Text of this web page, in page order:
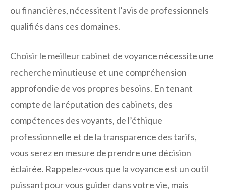
ou financières, nécessitent l’avis de professionnels
qualifiés dans ces domaines.
Choisir le meilleur cabinet de voyance nécessite une
recherche minutieuse et une compréhension
approfondie de vos propres besoins. En tenant
compte de la réputation des cabinets, des
compétences des voyants, de l’éthique
professionnelle et de la transparence des tarifs,
vous serez en mesure de prendre une décision
éclairée. Rappelez-vous que la voyance est un outil
puissant pour vous guider dans votre vie, mais